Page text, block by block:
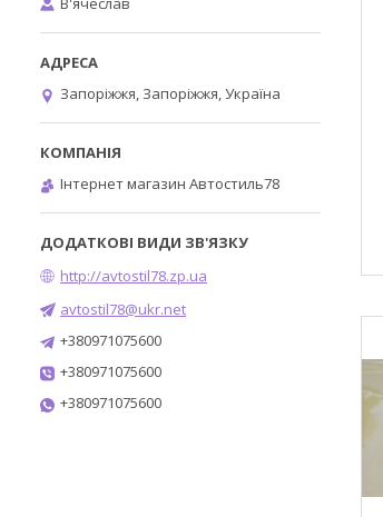
Запоріжжя, Запоріжжя, Україна
Інтернет магазин Автостиль78
http://avtostil78.zp.ua
avtostil78@ukr.net
+380971075600
+380971075600
+380971075600